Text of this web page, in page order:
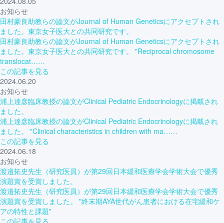
お知らせ
田村豪良助教らの論文がJournal of Human Geneticsにアクセプトされ
ました。東京女子医大との共同研究です。
田村豪良助教らの論文がJournal of Human Geneticsにアクセプトされ
ました。東京女子医大との共同研究です。 "Reciprocal chromosome
translocat……
この記事を見る
2024.06.20
お知らせ
浦上達彦臨床教授の論文がClinical Pediatric Endocrinologyに掲載され
ました。
浦上達彦臨床教授の論文がClinical Pediatric Endocrinologyに掲載され
ました。 "Clinical characteristics in children with ma……
この記事を見る
2024.06.18
お知らせ
渡邉拓史先生（研究医員）が第29回日本緩和医療学会学術大会で優秀
演題賞を受賞しました。
渡邉拓史先生（研究医員）が第29回日本緩和医療学会学術大会で優秀
演題賞を受賞しました。 "終末期AYA世代がん患者における在宅緩和ケ
アの特性と課題"
この記事を見る